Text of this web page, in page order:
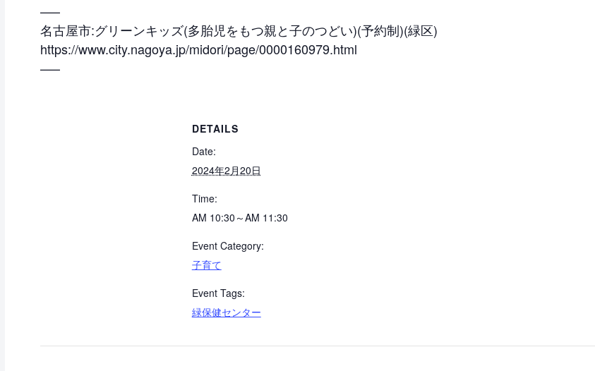
—–
名古屋市:グリーンキッズ(多胎児をもつ親と子のつどい)(予約制)(緑区)
https://www.city.nagoya.jp/midori/page/0000160979.html
—–
DETAILS
Date:
2024年2月20日
Time:
AM 10:30～AM 11:30
Event Category:
子育て
Event Tags:
緑保健センター